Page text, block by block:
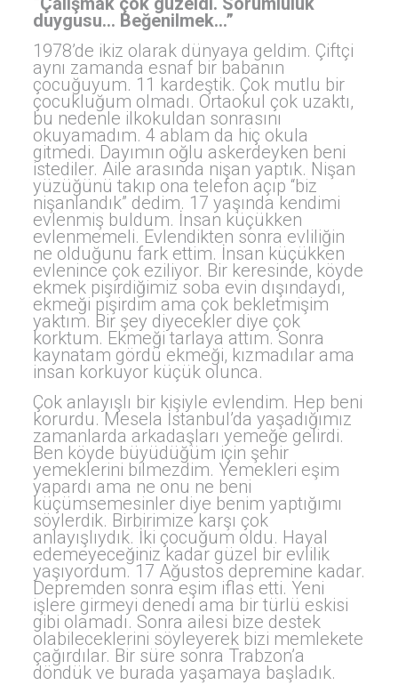
duygusu… Beğenilmek…”
1978’de ikiz olarak dünyaya geldim. Çiftçi
aynı zamanda esnaf bir babanın
çocuğuyum. 11 kardeştik. Çok mutlu bir
çocukluğum olmadı. Ortaokul çok uzaktı,
bu nedenle ilkokuldan sonrasını
okuyamadım. 4 ablam da hiç okula
gitmedi. Dayımın oğlu askerdeyken beni
istediler. Aile arasında nişan yaptık. Nişan
yüzüğünü takıp ona telefon açıp “biz
nişanlandık” dedim. 17 yaşında kendimi
evlenmiş buldum. İnsan küçükken
evlenmemeli. Evlendikten sonra evliliğin
ne olduğunu fark ettim. İnsan küçükken
evlenince çok eziliyor. Bir keresinde, köyde
ekmek pişirdiğimiz soba evin dışındaydı,
ekmeği pişirdim ama çok bekletmişim
yaktım. Bir şey diyecekler diye çok
korktum. Ekmeği tarlaya attım. Sonra
kaynatam gördü ekmeği, kızmadılar ama
insan korkuyor küçük olunca.
Çok anlayışlı bir kişiyle evlendim. Hep beni
korurdu. Mesela İstanbul’da yaşadığımız
zamanlarda arkadaşları yemeğe gelirdi.
Ben köyde büyüdüğüm için şehir
yemeklerini bilmezdim. Yemekleri eşim
yapardı ama ne onu ne beni
küçümsemesinler diye benim yaptığımı
söylerdik. Birbirimize karşı çok
anlayışlıydık. İki çocuğum oldu. Hayal
edemeyeceğiniz kadar güzel bir evlilik
yaşıyordum. 17 Ağustos depremine kadar.
Depremden sonra eşim iflas etti. Yeni
işlere girmeyi denedi ama bir türlü eskisi
gibi olamadı. Sonra ailesi bize destek
olabileceklerini söyleyerek bizi memlekete
çağırdılar. Bir süre sonra Trabzon’a
döndük ve burada yaşamaya başladık.